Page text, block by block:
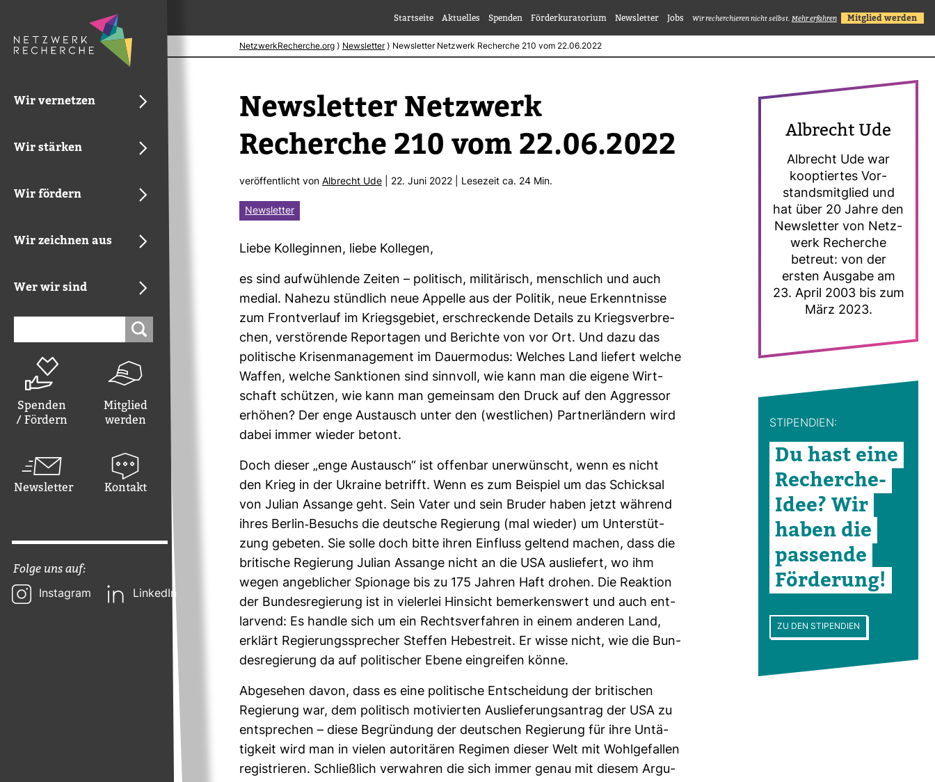
Wir vernetzen
Wir stärken
Wir fördern
Wir zeichnen aus
Wer wir sind
Spenden
/ Fördern
Mitglied
werden
Newsletter Kontakt
Folge uns auf:
Instagram LinkedIn
Startseite Aktuelles Spenden Förderkuratorium Newsletter Jobs Wir recherchieren nicht selbst. Mehr erfahren Mitglied werden
NetzwerkRecherche.org ⟩ Newsletter⟩ Newsletter Netzwerk Recherche 210 vom 22.06.2022
News­letter Netz­werk
Recherche 210 vom 22.06.2022
ver­öf­fent­licht von Albrecht Ude | 22. Juni 2022 | Lese­zeit ca. 24 Min.
Newsletter
Liebe Kol­le­ginnen, liebe Kol­legen,
es sind auf­wüh­lende Zeiten – poli­tisch, mili­tä­risch, mensch­lich und auch
medial. Nahezu stünd­lich neue Appelle aus der Politik, neue Erkennt­nisse
zum Front­ver­lauf im Kriegs­ge­biet, erschre­ckende Details zu Kriegs­ver­bre­
chen, ver­stö­rende Repor­tagen und Berichte von vor Ort. Und dazu das
poli­ti­sche Kri­sen­ma­nage­ment im Dau­er­modus: Wel­ches Land lie­fert welche
Waffen, welche Sank­tionen sind sinn­voll, wie kann man die eigene Wirt­
schaft schützen, wie kann man gemeinsam den Druck auf den Aggressor
erhöhen? Der enge Aus­tausch unter den (west­li­chen) Part­ner­län­dern wird
dabei immer wieder betont.
Doch dieser „enge Aus­tausch“ ist offenbar uner­wünscht, wenn es nicht
den Krieg in der Ukraine betrifft. Wenn es zum Bei­spiel um das Schicksal
von Julian Assange geht. Sein Vater und sein Bruder haben jetzt wäh­rend
ihres Berlin-​Besuchs die deut­sche Regie­rung (mal wieder) um Unter­stüt­
zung gebeten. Sie solle doch bitte ihren Ein­fluss gel­tend machen, dass die
bri­ti­sche Regie­rung Julian Assange nicht an die USA aus­lie­fert, wo ihm
wegen angeb­li­cher Spio­nage bis zu 175 Jahren Haft drohen. Die Reak­tion
der Bun­des­re­gie­rung ist in vie­lerlei Hin­sicht bemer­kens­wert und auch ent­
lar­vend: Es handle sich um ein Rechts­ver­fahren in einem anderen Land,
erklärt Regie­rungs­spre­cher Steffen Hebe­streit. Er wisse nicht, wie die Bun­
des­re­gie­rung da auf poli­ti­scher Ebene ein­greifen könne.
Abge­sehen davon, dass es eine poli­ti­sche Ent­schei­dung der bri­ti­schen
Regie­rung war, dem poli­tisch moti­vierten Aus­lie­fe­rungs­an­trag der USA zu
ent­spre­chen – diese Begrün­dung der deut­schen Regie­rung für ihre Untä­
tig­keit wird man in vielen auto­ri­tären Regimen dieser Welt mit Wohl­ge­fallen
regis­trieren. Schließ­lich ver­wahren die sich immer genau mit diesem Argu­
Albrecht Ude
Albrecht Ude war
koop­tiertes Vor­
stands­mit­glied und
hat über 20 Jahre den
News­letter von Netz­
werk Recherche
betreut: von der
ersten Aus­gabe am
23. April 2003 bis zum
März 2023.
STI­PEN­DIEN:
Du hast eine
Recherche-​
Idee? Wir
haben die
pas­sende
För­de­rung!
ZU DEN STIPENDIEN